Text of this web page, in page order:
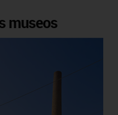
museos